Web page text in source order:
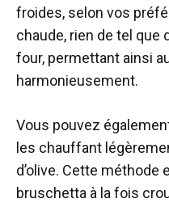
froides, selon vos
chaude, rien de tel que
four, permettant ainsi
harmonieusement.
Vous pouvez
les chauffant
d’olive. Cette méthode
bruschetta à la fois